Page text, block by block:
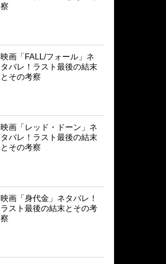
察
映画「FALL/フォール」ネ
タバレ！ラスト最後の結末
とその考察
映画「レッド・ドーン」ネ
タバレ！ラスト最後の結末
とその考察
映画「身代金」ネタバレ！
ラスト最後の結末とその考
察